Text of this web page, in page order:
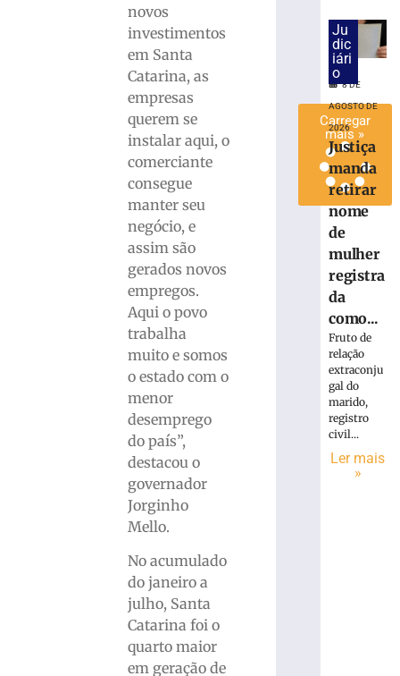
novos
investimentos
em Santa
Catarina, as
empresas
querem se
instalar aqui, o
comerciante
consegue
manter seu
negócio, e
assim são
gerados novos
empregos.
Aqui o povo
trabalha
muito e somos
o estado com o
menor
desemprego
do país”,
destacou o
governador
Jorginho
Mello.
No acumulado
do janeiro a
julho, Santa
Catarina foi o
quarto maior
em geração de
Carregar
mais »
Ju
dic
iári
o
8 DE
AGOSTO DE
2026
Justiça
manda
retirar
nome
de
mulher
registra
da
como...
Fruto de
relação
extraconju
gal do
marido,
registro
civil...
Ler mais
»